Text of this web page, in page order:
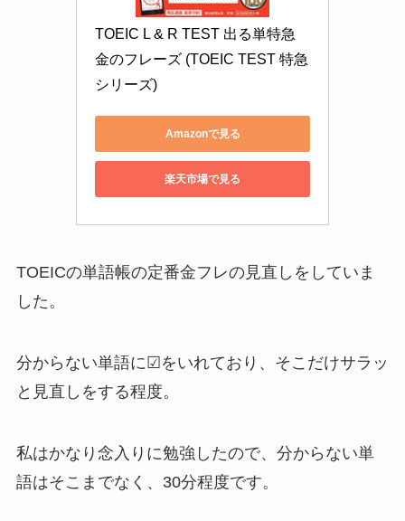
TOEIC L & R TEST 出る単特急
金のフレーズ (TOEIC TEST 特急
シリーズ)
Amazonで見る
楽天市場で見る
TOEICの単語帳の定番金フレの見直しをしていま
した。
分からない単語に☑をいれており、そこだけサラッ
と見直しをする程度。
私はかなり念入りに勉強したので、分からない単
語はそこまでなく、30分程度です。